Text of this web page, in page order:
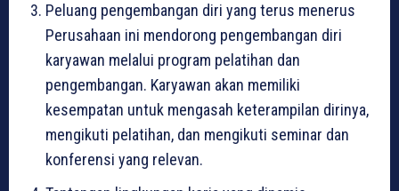
Peluang pengembangan diri yang terus menerus
Perusahaan ini mendorong pengembangan diri
karyawan melalui program pelatihan dan
pengembangan. Karyawan akan memiliki
kesempatan untuk mengasah keterampilan dirinya,
mengikuti pelatihan, dan mengikuti seminar dan
konferensi yang relevan.